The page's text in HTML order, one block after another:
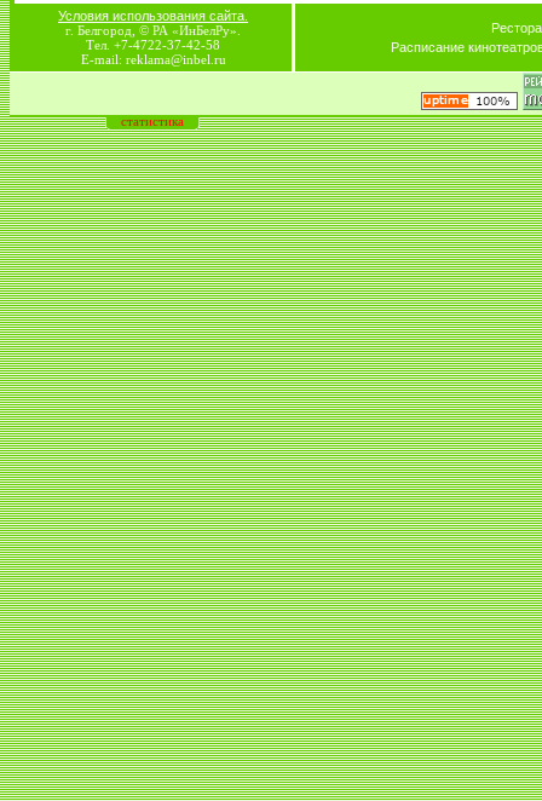
Условия использования сайта.
г. Белгород, © РА «ИнБелРу».
Тел. +7-4722-37-42-58
E-mail: reklama@inbel.ru
Расписание
статистика